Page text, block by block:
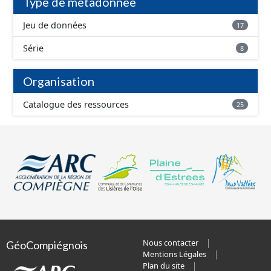
Jeu de données 17
Série 8
Organisation
Catalogue des ressources 25
GéoCompiégnois
Nous contacter
Mentions Légales
Plan du site